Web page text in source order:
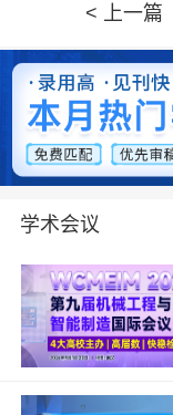
< 上一篇
学术会议